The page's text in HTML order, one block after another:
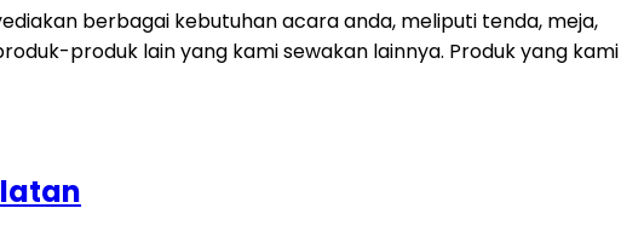
berbagai kebutuhan acara anda, meliputi tenda, meja,
produk lain yang kami sewakan lainnya. Produk yang kami